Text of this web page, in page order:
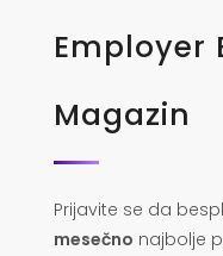
Employer
Magazin
Prijavite se da
mesečno najbolje